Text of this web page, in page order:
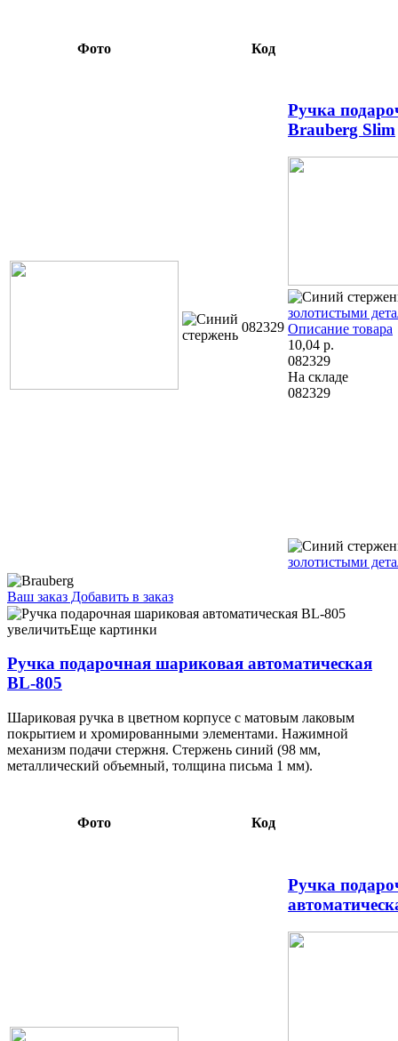
Фото Код
082329
Ручка
Brauberg Slim
золотистыми
Описание товара
10,04 р.
082329
На складе
082329
золотистыми
Ваш заказ Добавить в заказ
Ручка подарочная шариковая автоматическая BL-805 корпус
бордовый, стержень синий 7,04 108159 корпус синий,
увеличитьЕще картинки
Ручка подарочная шариковая автоматическая
BL-805
Шариковая ручка в цветном корпусе с матовым лаковым
покрытием и хромированными элементами. Нажимной
механизм подачи стержня. Стержень синий (98 мм,
металлический объемный, толщина письма 1 мм).
Фото Код
Ручка